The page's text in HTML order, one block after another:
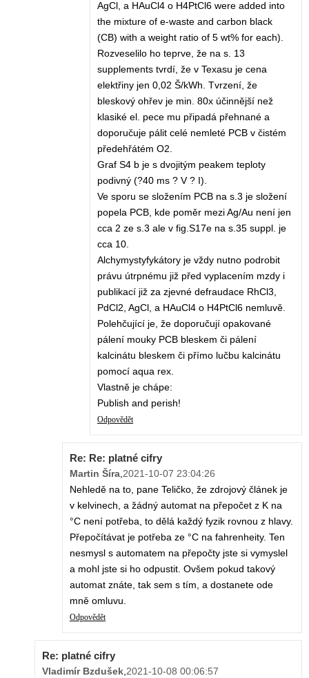
AgCl, a HAuCl4 o H4PtCl6 were added into
the mixture of e-waste and carbon black
(CB) with a weight ratio of 5 wt% for each).
Rozveselilo ho teprve, že na s. 13
supplements tvrdí, že v Texasu je cena
elektřiny jen 0,02 Š/kWh. Tvrzení, že
bleskový ohřev je min. 80x účinnější než
klasiké el. pece mu připadá přehnané a
doporučuje pálit celé nemleté PCB v čistém
předehřátém O2.
Graf S4 b je s dvojitým peakem teploty
podivný (?40 ms ? V ? I).
Ve sporu se složením PCB na s.3 je složení
popela PCB, kde poměr mezi Ag/Au není jen
cca 2 ze s.3 ale v fig.S17e na s.35 suppl. je
cca 10.
Alchymystyfykátory je vždy nutno podrobit
právu útrpnému již před vyplacením mzdy i
publikací již za zjevné defraudace RhCl3,
PdCl2, AgCl, a HAuCl4 o H4PtCl6 nemluvě.
Polehčující je, že doporučují opakované
pálení mouky PCB bleskem či pálení
kalcinátu bleskem či přímo lučbu kalcinátu
pomocí aqua rex.
Vlastně je chápe:
Publish and perish!
Odpovědět
Re: Re: platné cifry
Martin Šíra 2021-10-07 23:04:26
Nehledě na to, pane Teličko, že zdrojový článek je
v kelvinech, a žádný automat na přepočet z K na
°C není potřeba, to dělá každý fyzik rovnou z hlavy.
Přepočítávat je potřeba ze °C na fahrenheity. Ten
nesmysl s automatem na přepočty jste si vymyslel
a mohl jste si ho odpustit. Ovšem pokud takový
automat znáte, tak sem s tím, a dostanete ode
mně omluvu.
Odpovědět
Re: platné cifry
Vladimír Bzdušek 2021-10-08 00:06:57